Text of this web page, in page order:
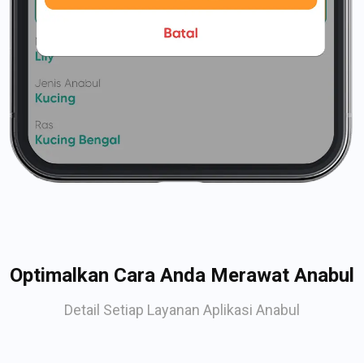
Optimalkan Cara Anda Merawat Anabul
Detail Setiap Layanan Aplikasi Anabul